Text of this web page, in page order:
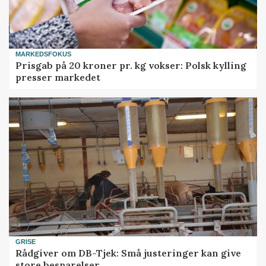
MARKEDSFOKUS
Prisgab på 20 kroner pr. kg vokser: Polsk kylling
presser markedet
GRISE
Rådgiver om DB-Tjek: Små justeringer kan give